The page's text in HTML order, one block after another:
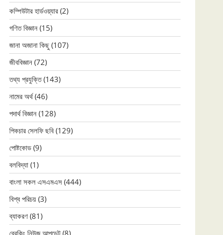
কম্পিউটার হার্ডওয়্যার (2)
গণিত বিজ্ঞান (15)
জানা অজানা কিছু (107)
জীববিজ্ঞান (72)
তথ্য প্রযুক্তি(143)
নামের অর্থ(46)
পদার্থ বিজ্ঞান (128)
পিকচার সেলফি ছবি (129)
পোষ্টকোড (9)
বলবিদ্যা (1)
বাংলা সকল এসএমএস (444)
বিশ্ব পরিচয় (3)
ব্যাকরণ (81)
ব্রেকিং নিউজ আপডেট (8)